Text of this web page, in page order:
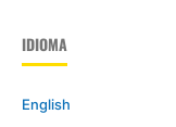
IDIOMA
English